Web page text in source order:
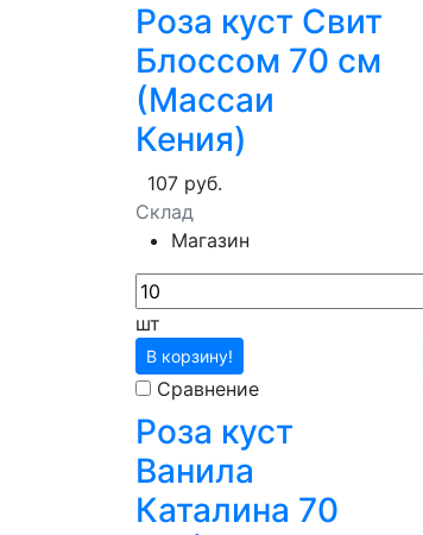
Роза куст Свит
Блоссом 70 см
(Массаи
Кения)
107 руб.
Склад
Магазин
шт
В корзину!
Сравнение
Роза куст
Ванила
Каталина 70